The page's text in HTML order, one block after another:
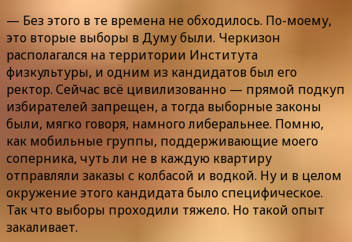
— Без этого в те времена не обходилось. По-моему,
это вторые выборы в Думу были. Черкизон
располагался на территории Института
физкультуры, и одним из кандидатов был его
ректор. Сейчас всё цивилизованно — прямой подкуп
избирателей запрещен, а тогда выборные законы
были, мягко говоря, намного либеральнее. Помню,
как мобильные группы, поддерживающие моего
соперника, чуть ли не в каждую квартиру
отправляли заказы с колбасой и водкой. Ну и в целом
окружение этого кандидата было специфическое.
Так что выборы проходили тяжело. Но такой опыт
закаливает.